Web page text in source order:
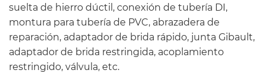
suelta de hierro dúctil, conexión de tubería DI,
montura para tubería de PVC, abrazadera de
reparación, adaptador de brida rápido, junta Gibault,
adaptador de brida restringida, acoplamiento
restringido, válvula, etc.